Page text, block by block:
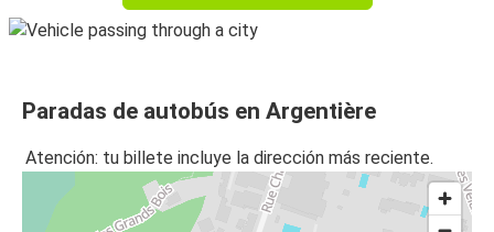
Paradas de autobús en Argentière
Atención: tu billete incluye la dirección más reciente.